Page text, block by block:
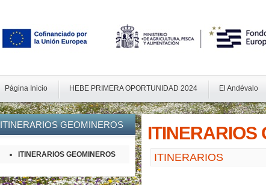
Página Inicio HEBE PRIMERA OPORTUNIDAD 2024 El Andévalo
ITINERARIOS
ITINERARIOS
ITINERARIOS GEOMINEROS
ITINERARIOS GEOMINEROS